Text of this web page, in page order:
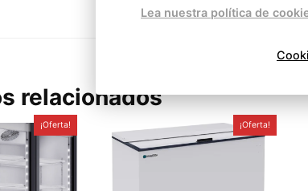
relacionados
¡Oferta! ¡Oferta!
Lea nuestra política de